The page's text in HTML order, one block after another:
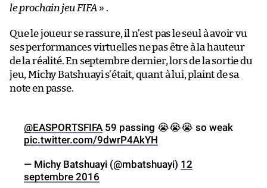
le prochain jeu FIFA » .
Que le joueur se rassure, il n’est pas le seul à avoir vu
ses performances virtuelles ne pas être à la hauteur
de la réalité. En septembre dernier, lors de la sortie du
jeu, Michy Batshuayi s’était, quant à lui, plaint de sa
note en passe.
@EASPORTSFIFA 59 passing 😭😭😭 so weak
pic.twitter.com/9dwrP4AkYH
— Michy Batshuayi (@mbatshuayi) 12
septembre 2016